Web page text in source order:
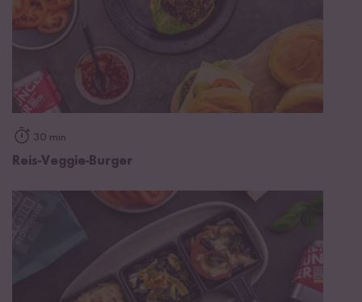
30 min
Reis-Veggie-Burger